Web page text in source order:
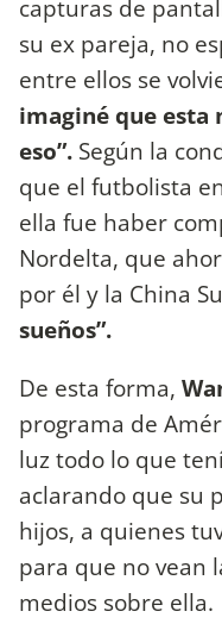
capturas de
su ex pareja, no
entre ellos se
imaginé que esta
eso”. Según la
que el futbolista
ella fue haber
Nordelta, que
por él y la China
sueños”.
De esta forma,
programa de
luz todo lo que
aclarando que su
hijos, a quienes
para que no vean
medios sobre ella.